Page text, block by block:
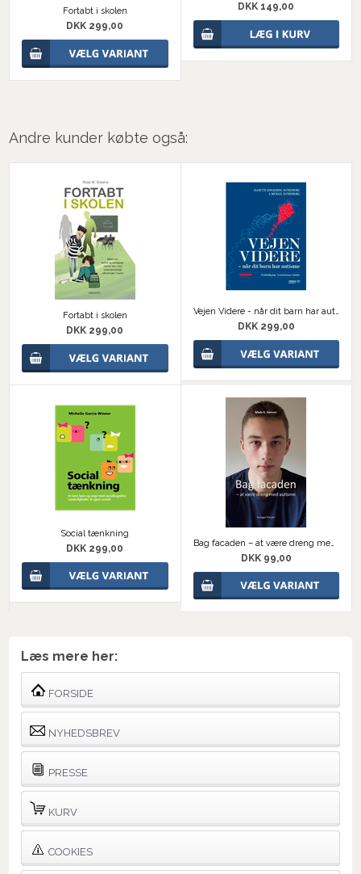
Fortabt i skolen
DKK 299,00
DKK 149,00
Andre kunder købte også:
Fortabt i skolen
DKK 299,00
Vejen Videre - når dit barn har autisme
DKK 299,00
Social tænkning
DKK 299,00 Bag facaden – at være dreng med autisme
DKK 99,00
Læs mere her:
FORSIDE
NYHEDSBREV
PRESSE
KURV
COOKIES